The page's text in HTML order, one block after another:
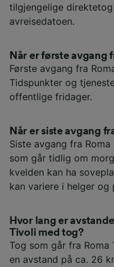
tilgjengelige
avreisedatoen.
Når er første avgang
Første avgang fra
Tidspunkter og
offentlige fridager.
Når er siste avgang
Siste avgang fra
som går tidlig om
kvelden kan ha
kan variere i helger
Hvor lang er
Tivoli med tog?
Tog som går fra
en avstand på ca. 26